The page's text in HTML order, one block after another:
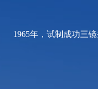
1965年，试制成功三